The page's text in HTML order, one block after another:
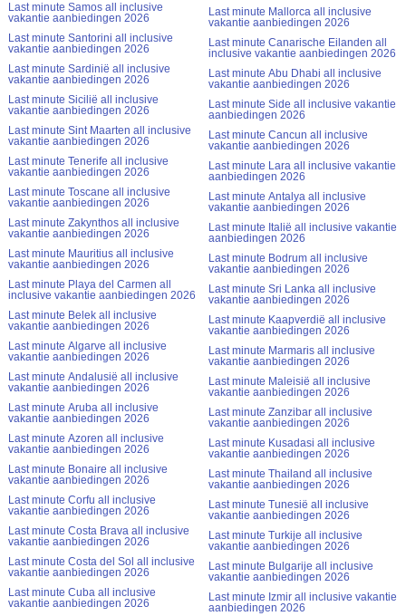
Last minute Samos all inclusive
vakantie aanbiedingen 2026
Last minute Santorini all inclusive
vakantie aanbiedingen 2026
Last minute Sardinië all inclusive
vakantie aanbiedingen 2026
Last minute Sicilië all inclusive
vakantie aanbiedingen 2026
Last minute Sint Maarten all inclusive
vakantie aanbiedingen 2026
Last minute Tenerife all inclusive
vakantie aanbiedingen 2026
Last minute Toscane all inclusive
vakantie aanbiedingen 2026
Last minute Zakynthos all inclusive
vakantie aanbiedingen 2026
Last minute Mauritius all inclusive
vakantie aanbiedingen 2026
Last minute Playa del Carmen all
inclusive vakantie aanbiedingen 2026
Last minute Belek all inclusive
vakantie aanbiedingen 2026
Last minute Algarve all inclusive
vakantie aanbiedingen 2026
Last minute Andalusië all inclusive
vakantie aanbiedingen 2026
Last minute Aruba all inclusive
vakantie aanbiedingen 2026
Last minute Azoren all inclusive
vakantie aanbiedingen 2026
Last minute Bonaire all inclusive
vakantie aanbiedingen 2026
Last minute Corfu all inclusive
vakantie aanbiedingen 2026
Last minute Costa Brava all inclusive
vakantie aanbiedingen 2026
Last minute Costa del Sol all inclusive
vakantie aanbiedingen 2026
Last minute Cuba all inclusive
vakantie aanbiedingen 2026
Last minute Mallorca all inclusive
vakantie aanbiedingen 2026
Last minute Canarische Eilanden all
inclusive vakantie aanbiedingen 2026
Last minute Abu Dhabi all inclusive
vakantie aanbiedingen 2026
Last minute Side all inclusive vakantie
aanbiedingen 2026
Last minute Cancun all inclusive
vakantie aanbiedingen 2026
Last minute Lara all inclusive vakantie
aanbiedingen 2026
Last minute Antalya all inclusive
vakantie aanbiedingen 2026
Last minute Italië all inclusive vakantie
aanbiedingen 2026
Last minute Bodrum all inclusive
vakantie aanbiedingen 2026
Last minute Sri Lanka all inclusive
vakantie aanbiedingen 2026
Last minute Kaapverdië all inclusive
vakantie aanbiedingen 2026
Last minute Marmaris all inclusive
vakantie aanbiedingen 2026
Last minute Maleisië all inclusive
vakantie aanbiedingen 2026
Last minute Zanzibar all inclusive
vakantie aanbiedingen 2026
Last minute Kusadasi all inclusive
vakantie aanbiedingen 2026
Last minute Thailand all inclusive
vakantie aanbiedingen 2026
Last minute Tunesië all inclusive
vakantie aanbiedingen 2026
Last minute Turkije all inclusive
vakantie aanbiedingen 2026
Last minute Bulgarije all inclusive
vakantie aanbiedingen 2026
Last minute Izmir all inclusive vakantie
aanbiedingen 2026